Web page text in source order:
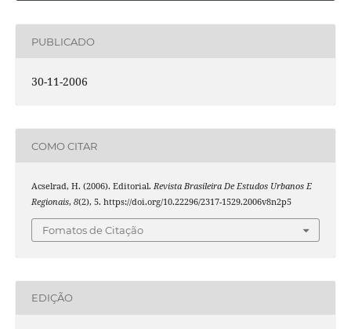
PUBLICADO
30-11-2006
COMO CITAR
Acselrad, H. (2006). Editorial. Revista Brasileira De Estudos Urbanos E
Regionais, 8(2), 5. https://doi.org/10.22296/2317-1529.2006v8n2p5
Fomatos de Citação
EDIÇÃO